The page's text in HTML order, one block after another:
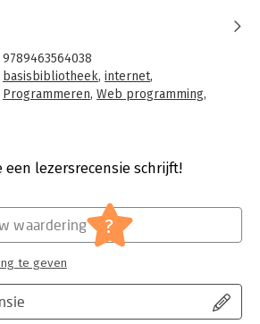
het boek wordt het nog steeds erg
bibliotheek tilt de kracht van
niveau en strijkt tevens de
en daarnaast is alle
kracht van programmeren in
JavaScript en jQuery, inclusief
en gratis online voorbeeldcode voor
manipulatie, event handling en Ajax.
9789463564038
basisbibliotheek, internet,
Programmeren, Web programming,
336
28-7-2025
Handboek
een lezersrecensie schrijft!
waardering ?
te geven